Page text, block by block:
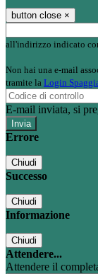
button close ×
all'indirizzo indicato
Non hai una e-mail
tramite la Login
E-mail inviata, si
Errore
Chiudi
Successo
Chiudi
Informazione
Chiudi
Attendere...
Attendere il